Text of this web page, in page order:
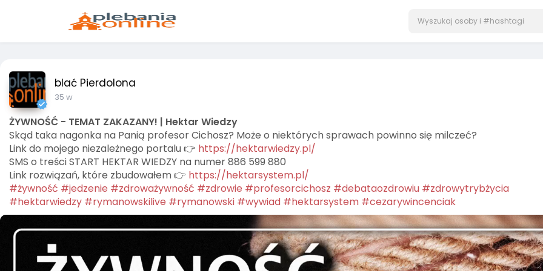
blać Pierdolona
35 w
ŻYWNOŚĆ - TEMAT ZAKAZANY! | Hektar Wiedzy
Skąd taka nagonka na Panią profesor Cichosz? Może o niektórych sprawach powinno się milczeć?
Link do mojego niezależnego portalu 👉 https://hektarwiedzy.pl/
SMS o treści START HEKTAR WIEDZY na numer 886 599 880
Link rozwiązań, które zbudowałem 👉 https://hektarsystem.pl/
#żywność #jedzenie #zdroważywność #zdrowie #profesorcichosz #debataozdrowiu #zdrowytrybżycia
#hektarwiedzy #rymanowskilive #rymanowski #wywiad #hektarsystem #cezarywincenciak